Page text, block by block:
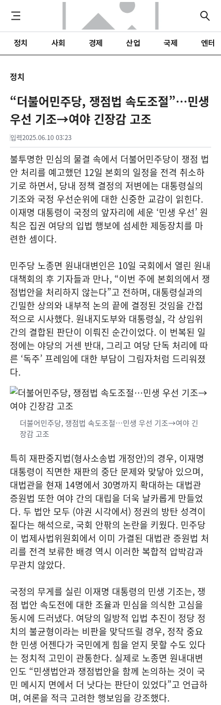
정치 사회 경제 산업 국제 엔터
정치
“더불어민주당, 쟁점법 속도조절”…민생
우선 기조→여야 긴장감 고조
입력2025.06.10 03:23
불투명한 민심의 물결 속에서 더불어민주당이 쟁점 법
안 처리를 예고했던 12일 본회의 일정을 전격 취소하
기로 하면서, 당내 정책 결정의 저변에는 대통령실의
기조와 국정 우선순위에 대한 신중한 교감이 읽힌다.
이재명 대통령이 국정의 앞자리에 세운 ‘민생 우선’ 원
칙은 집권 여당의 입법 행보에 섬세한 제동장치를 마
련한 셈이다.
민주당 노종면 원내대변인은 10일 국회에서 열린 원내
대책회의 후 기자들과 만나, “이번 주에 본회의에서 쟁
점법안을 처리하지 않는다”고 전하며, 대통령실과의
긴밀한 상의와 내부적 논의 끝에 결정된 것임을 간접
적으로 시사했다. 원내지도부와 대통령실, 각 상임위
간의 결합된 판단이 이뤄진 순간이었다. 이 번복된 일
정에는 야당의 거센 반대, 그리고 여당 단독 처리에 따
른 ‘독주’ 프레임에 대한 부담이 그림자처럼 드리워졌
다.
더불어민주당, 쟁점법 속도조절…민생 우선 기조→여야 긴
장감 고조
특히 재판중지법(형사소송법 개정안)의 경우, 이재명
대통령이 직면한 재판의 중단 문제와 맞닿아 있으며,
대법관을 현재 14명에서 30명까지 확대하는 대법관
증원법 또한 여야 간의 대립을 더욱 날카롭게 만들었
다. 두 법안 모두 (야권 시각에서) 정권의 방탄 성격이
짙다는 해석으로, 국회 안팎의 논란을 키웠다. 민주당
이 법제사법위원회에서 이미 가결된 대법관 증원법 처
리를 전격 보류한 배경 역시 이러한 복합적 압박감과
무관치 않았다.
국정의 무게를 실린 이재명 대통령의 민생 기조는, 쟁
점 법안 속도전에 대한 조율과 민심을 의식한 고심을
동시에 드러냈다. 여당의 일방적 입법 추진이 정당 정
치의 불균형이라는 비판을 맞닥뜨릴 경우, 정작 중요
한 민생 어젠다가 국민에게 힘을 얻지 못할 수도 있다
는 정치적 고민이 관통한다. 실제로 노종면 원내대변
인도 “민생법안과 쟁점법안을 함께 논의하는 것이 국
민 메시지 면에서 더 낫다는 판단이 있었다”고 언급하
며, 여론을 적극 고려한 행보임을 강조했다.